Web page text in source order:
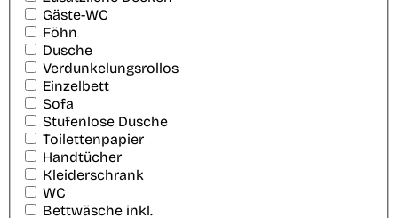
Gäste-WC
Föhn
Dusche
Verdunkelungsrollos
Einzelbett
Sofa
Stufenlose Dusche
Toilettenpapier
Handtücher
Kleiderschrank
WC
Bettwäsche inkl.